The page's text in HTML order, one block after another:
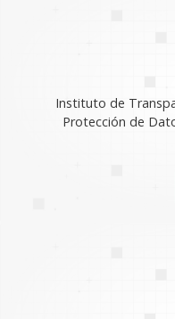
Instituto de
Protección de